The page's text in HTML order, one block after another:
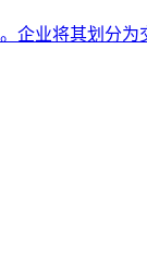
企业将其划分